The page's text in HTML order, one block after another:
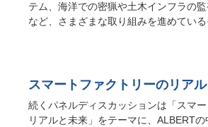
テム、海洋での密猟や土木インフラの
など、さまざまな取り組みを進めている
スマートファクトリーのリア
続くパネルディスカッションは「スマ
リアルと未来」をテーマに、ALBERTの